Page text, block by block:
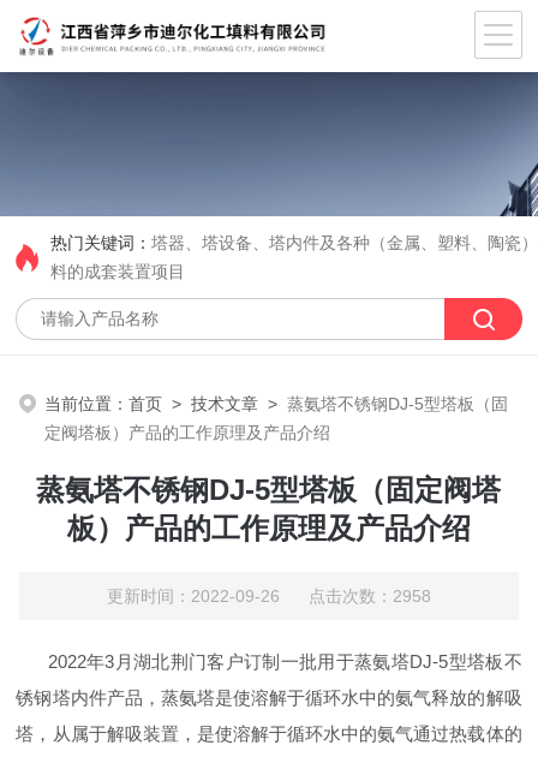
热门关键词：塔器、塔设备、塔内件及各种（金属、塑料、陶瓷
料的成套装置项目
当前位置：首页 >技术文章 >蒸氨塔不锈钢DJ-5型塔板（固
定阀塔板）产品的工作原理及产品介绍
蒸氨塔不锈钢DJ-5型塔板（固定阀塔
板）产品的工作原理及产品介绍
更新时间：2022-09-26 点击次数：2958
2022年3月湖北荆门客户订制一批用于蒸氨塔DJ-5型塔板不
锈钢塔内件产品，蒸氨塔是使溶解于循环水中的氨气释放的解吸
塔，从属于解吸装置，是使溶解于循环水中的氨气通过热载体的